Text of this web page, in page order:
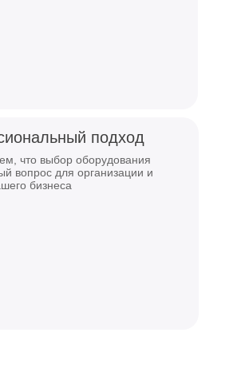
подход
что выбор оборудования
вопрос для организации и
бизнеса